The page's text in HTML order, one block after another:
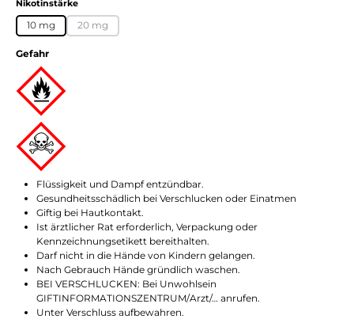
Nikotinstärkeauswählen
10 mg 20 mg
(Diese Option ist zurzeit nicht verfügbar.)
Gefahr
Flüssigkeit und Dampf entzündbar.
Gesundheitsschädlich bei Verschlucken oder Einatmen
Giftig bei Hautkontakt.
Ist ärztlicher Rat erforderlich, Verpackung oder
Kennzeichnungsetikett bereithalten.
Darf nicht in die Hände von Kindern gelangen.
Nach Gebrauch Hände gründlich waschen.
BEI VERSCHLUCKEN: Bei Unwohlsein
GIFTINFORMATIONSZENTRUM/Arzt/… anrufen.
Unter Verschluss aufbewahren.